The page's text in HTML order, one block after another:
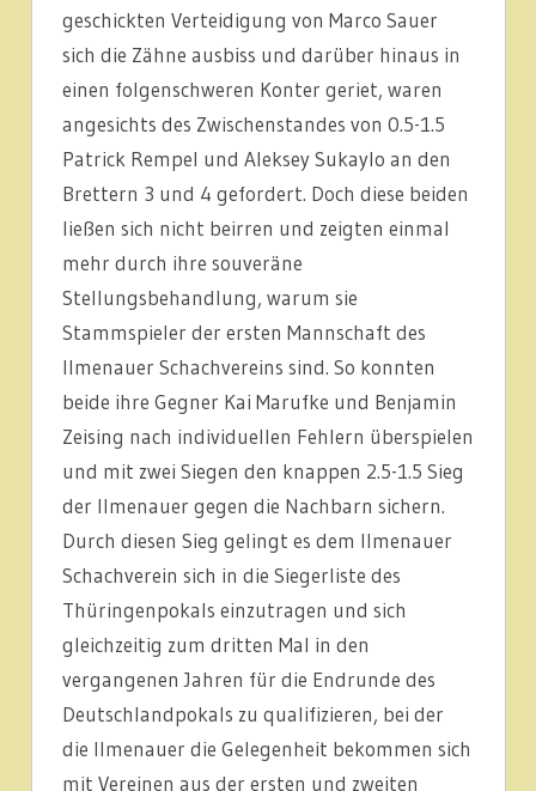
geschickten Verteidigung von Marco Sauer
sich die Zähne ausbiss und darüber hinaus in
einen folgenschweren Konter geriet, waren
angesichts des Zwischenstandes von 0.5-1.5
Patrick Rempel und Aleksey Sukaylo an den
Brettern 3 und 4 gefordert. Doch diese beiden
ließen sich nicht beirren und zeigten einmal
mehr durch ihre souveräne
Stellungsbehandlung, warum sie
Stammspieler der ersten Mannschaft des
Ilmenauer Schachvereins sind. So konnten
beide ihre Gegner Kai Marufke und Benjamin
Zeising nach individuellen Fehlern überspielen
und mit zwei Siegen den knappen 2.5-1.5 Sieg
der Ilmenauer gegen die Nachbarn sichern.
Durch diesen Sieg gelingt es dem Ilmenauer
Schachverein sich in die Siegerliste des
Thüringenpokals einzutragen und sich
gleichzeitig zum dritten Mal in den
vergangenen Jahren für die Endrunde des
Deutschlandpokals zu qualifizieren, bei der
die Ilmenauer die Gelegenheit bekommen sich
mit Vereinen aus der ersten und zweiten